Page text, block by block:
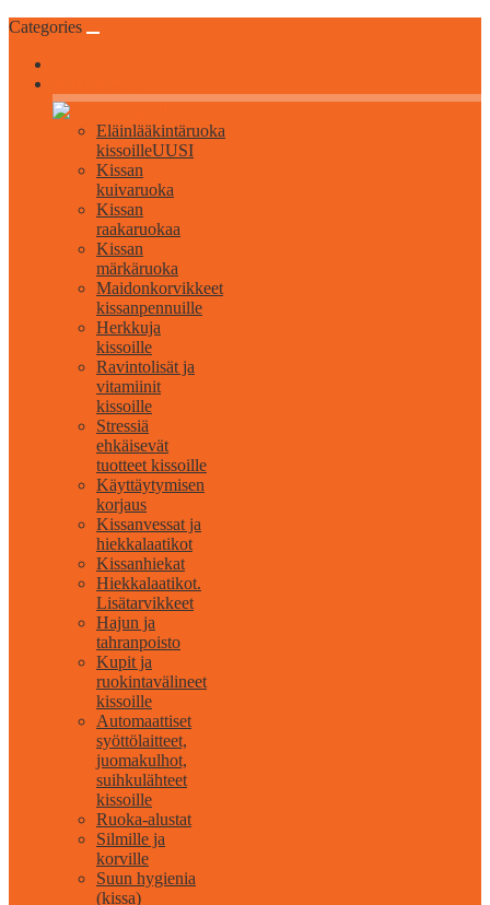
Categories
Eläinlääkintäruoka
kissoilleUUSI
Kissan
kuivaruoka
Kissan
raakaruokaa
Kissan
märkäruoka
Maidonkorvikkeet
kissanpennuille
Herkkuja
kissoille
Ravintolisät ja
vitamiinit
kissoille
Stressiä
ehkäisevät
tuotteet kissoille
Käyttäytymisen
korjaus
Kissanvessat ja
hiekkalaatikot
Kissanhiekat
Hiekkalaatikot.
Lisätarvikkeet
Hajun ja
tahranpoisto
Kupit ja
ruokintavälineet
kissoille
Automaattiset
syöttölaitteet,
juomakulhot,
suihkulähteet
kissoille
Ruoka-alustat
Silmille ja
korville
Suun hygienia
(kissa)